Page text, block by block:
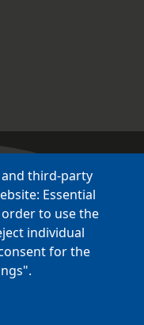
third-party
Essential
to use the
individual
for the